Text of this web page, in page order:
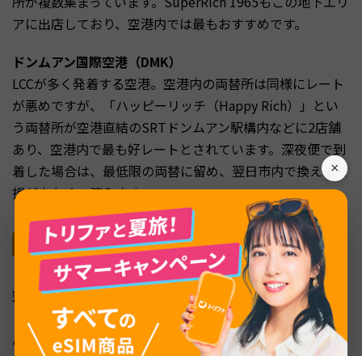
×
アに出店しており、空港内では最もおすすめです。
ドンムアン国際空港（DMK）
LCCが多く発着する空港。空港内の両替所は同様にレート
が悪めですが、「ハッピーリッチ（Happy Rich）」とい
う両替所が空港直結のSRTドンムアン駅構内などに2店舗
あり、空港内で最も好レートとされています。深夜便で到
着した場合は、最低限の両替に留め、翌日市内で換えると
損が少なくて済みます。
銀行の両替窓口（バンコク銀行・カシコン銀行・
サイアム商業銀行）
空港の銀行カウンターよりも、市内の銀行支店の方がレー
トは多少良くなります。ただし専門両替所には及びませ
ん。